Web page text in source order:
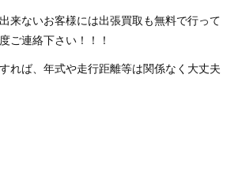
来ないお客様には出張買取も無料で行って
ご連絡下さい！！！
れば、年式や走行距離等は関係なく大丈夫